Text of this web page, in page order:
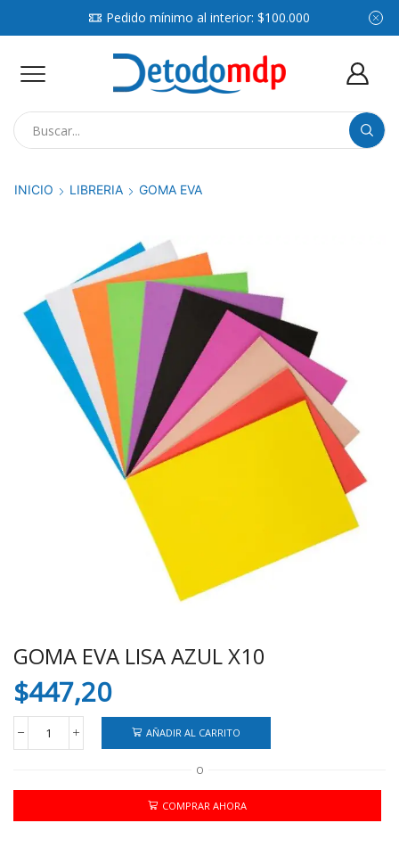
Pedido mínimo al interior: $100.000
INICIO LIBRERIA GOMA EVA
GOMA EVA LISA AZUL X10
$447,20
GOMA
EVA
AZUL
cantidad
AÑADIR AL CARRITO
O
COMPRAR AHORA